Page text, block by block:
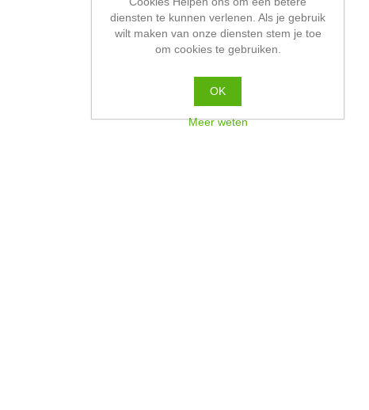
diensten te kunnen verlenen. Als je gebruik
wilt maken van onze diensten stem je toe
om cookies te gebruiken.
OK
Meer weten